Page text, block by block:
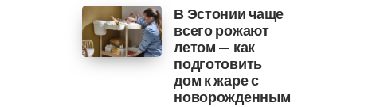
В Эстонии чаще
всего рожают
летом — как
подготовить
дом к жаре с
новорожденным